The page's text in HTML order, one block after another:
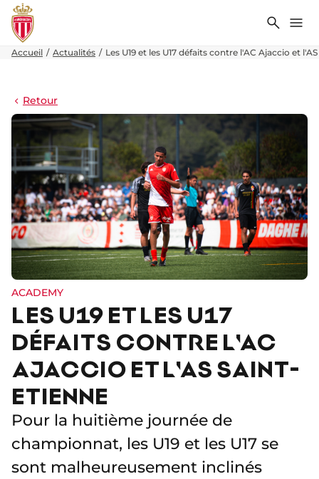
Accueil Actualités Les U19 et les U17 défaits contre l'AC Ajaccio et
Retour
ACADEMY
LES U19 ET LES U17
DÉFAITS CONTRE L'AC
AJACCIO ET L'AS SAINT-
ETIENNE
Pour la huitième journée de
championnat, les U19 et les U17 se
sont malheureusement inclinés